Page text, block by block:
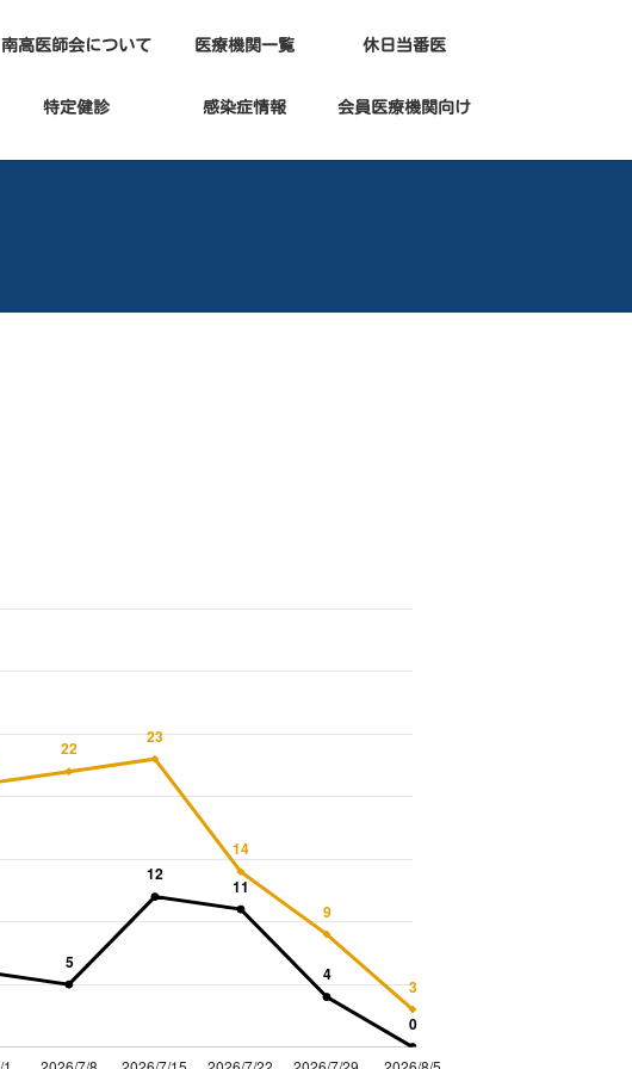
南高医師会について 医療機関一覧 休日当番医
特定健診 感染症情報 会員医療機関向け